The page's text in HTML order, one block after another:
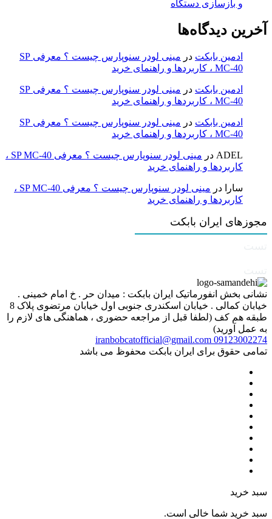
و بازسازی دستگاه
آخرین دیدگاه‌ها
ادمین بابکت در
مینی لودر سنوپارس چیست ؟ معرفی SP
MC-40 ، کاربردها و راهنمای خرید
ادمین بابکت در
مینی لودر سنوپارس چیست ؟ معرفی SP
MC-40 ، کاربردها و راهنمای خرید
ادمین بابکت در
مینی لودر سنوپارس چیست ؟ معرفی SP
MC-40 ، کاربردها و راهنمای خرید
ADEL در
مینی لودر سنوپارس چیست ؟ معرفی SP MC-40 ،
کاربردها و راهنمای خرید
سارا در
مینی لودر سنوپارس چیست ؟ معرفی SP MC-40 ،
کاربردها و راهنمای خرید
مجوزهای ایران بابکت
نشانی بخش انفورماتیک ایران بابکت : میدان حر . خ امام خمینی .
خیابان کمالی . خیابان اسکندری جنوبی اول خیابان مرتضوی پلاک 8
طبقه هم کف (لطفا قبل از مراجعه حضوری ، هماهنگی های لازم را
به عمل آورید)
09123002274
iranbobcatofficial@gmail.com
تمامی حقوق برای ایران بابکت محفوظ می باشد
سبد خرید
سبد خرید شما خالی است.